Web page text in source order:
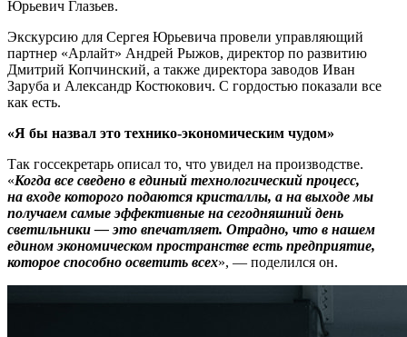
Юрьевич Глазьев.
Экскурсию для Сергея Юрьевича провели управляющий
партнер «Арлайт» Андрей Рыжов, директор по развитию
Дмитрий Копчинский, а также директора заводов Иван
Заруба и Александр Костюкович. С гордостью показали все
как есть.
«Я бы назвал это технико-экономическим чудом»
Так госсекретарь описал то, что увидел на производстве.
«Когда все сведено в единый технологический процесс,
на входе которого подаются кристаллы, а на выходе мы
получаем самые эффективные на сегодняшний день
светильники — это впечатляет. Отрадно, что в нашем
едином экономическом пространстве есть предприятие,
которое способно осветить всех», — поделился он.